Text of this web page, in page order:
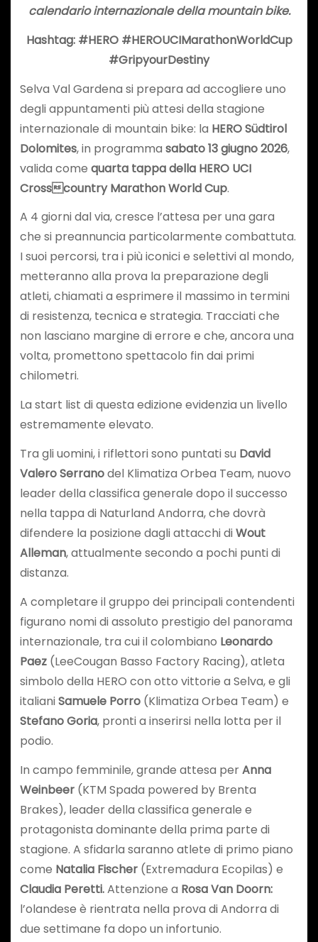
calendario internazionale della mountain bike.
Hashtag: #HERO #HEROUCIMarathonWorldCup
#GripyourDestiny
Selva Val Gardena si prepara ad accogliere uno
degli appuntamenti più attesi della stagione
internazionale di mountain bike: la HERO Südtirol
Dolomites, in programma sabato 13 giugno 2026,
valida come quarta tappa della HERO UCI
Crosscountry Marathon World Cup.
A 4 giorni dal via, cresce l’attesa per una gara
che si preannuncia particolarmente combattuta.
I suoi percorsi, tra i più iconici e selettivi al mondo,
metteranno alla prova la preparazione degli
atleti, chiamati a esprimere il massimo in termini
di resistenza, tecnica e strategia. Tracciati che
non lasciano margine di errore e che, ancora una
volta, promettono spettacolo fin dai primi
chilometri.
La start list di questa edizione evidenzia un livello
estremamente elevato.
Tra gli uomini, i riflettori sono puntati su David
Valero Serranodel Klimatiza Orbea Team, nuovo
leader della classifica generale dopo il successo
nella tappa di Naturland Andorra, che dovrà
difendere la posizione dagli attacchi diWout
Alleman, attualmente secondo a pochi punti di
distanza.
A completare il gruppo dei principali contendenti
figurano nomi di assoluto prestigio del panorama
internazionale, tra cui il colombiano Leonardo
Paez (LeeCougan Basso Factory Racing), atleta
simbolo della HERO con otto vittorie a Selva, e gli
italianiSamuele Porro(Klimatiza Orbea Team) e
Stefano Goria, pronti a inserirsi nella lotta per il
podio.
In campo femminile, grande attesa perAnna
Weinbeer (KTM Spada powered by Brenta
Brakes), leader della classifica generale e
protagonista dominante della prima parte di
stagione. A sfidarla saranno atlete di primo piano
come Natalia Fischer(Extremadura Ecopilas) e
Claudia Peretti.Attenzione a Rosa Van Doorn:
l’olandese è rientrata nella prova di Andorra di
due settimane fa dopo un infortunio.